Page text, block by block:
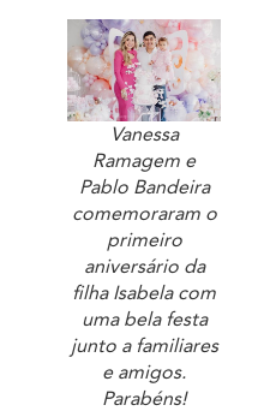
Vanessa
Ramagem e
Pablo Bandeira
comemoraram o
primeiro
aniversário da
filha Isabela com
uma bela festa
junto a familiares
e amigos.
Parabéns!